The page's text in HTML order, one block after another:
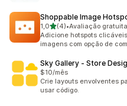
Shoppable Image
1,0de 5 estrelas
(4)
4 avaliações ao todo
•Avaliação gratuita
Adicione hotspots
imagens com opção de
Sky Gallery ‑ Store
$10/mês
Crie layouts envolventes
usar código.